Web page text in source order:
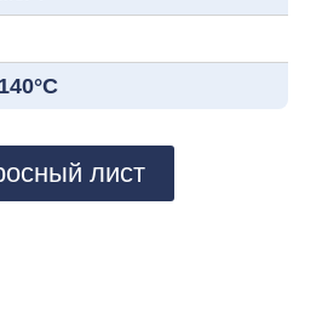
лист